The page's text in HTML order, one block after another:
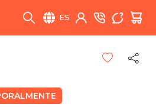
ES